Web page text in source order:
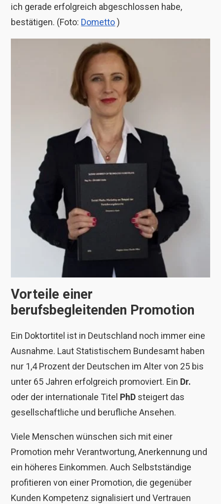
ich gerade erfolgreich abgeschlossen habe,
bestätigen. (Foto: Dometto)
Vorteile einer
berufsbegleitenden Promotion
Ein Doktortitel ist in Deutschland noch immer eine
Ausnahme. Laut Statistischem Bundesamt haben
nur 1,4 Prozent der Deutschen im Alter von 25 bis
unter 65 Jahren erfolgreich promoviert. Ein Dr.
oder der internationale Titel PhD steigert das
gesellschaftliche und berufliche Ansehen.
Viele Menschen wünschen sich mit einer
Promotion mehr Verantwortung, Anerkennung und
ein höheres Einkommen. Auch Selbstständige
profitieren von einer Promotion, die gegenüber
Kunden Kompetenz signalisiert und Vertrauen